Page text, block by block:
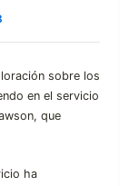
sobre los
en el servicio
que
ha